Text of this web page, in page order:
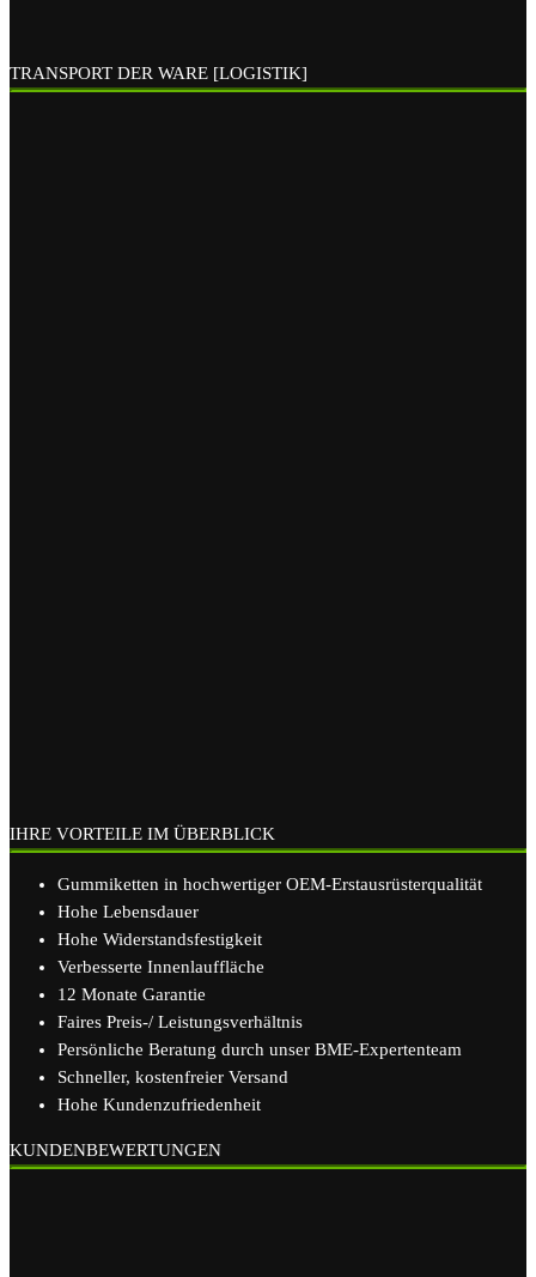
TRANSPORT DER WARE [LOGISTIK]
IHRE VORTEILE IM ÜBERBLICK
Gummiketten in hochwertiger OEM-Erstausrüsterqualität
Hohe Lebensdauer
Hohe Widerstandsfestigkeit
Verbesserte Innenlauffläche
12 Monate Garantie
Faires Preis-/ Leistungsverhältnis
Persönliche Beratung durch unser BME-Expertenteam
Schneller, kostenfreier Versand
Hohe Kundenzufriedenheit
KUNDENBEWERTUNGEN